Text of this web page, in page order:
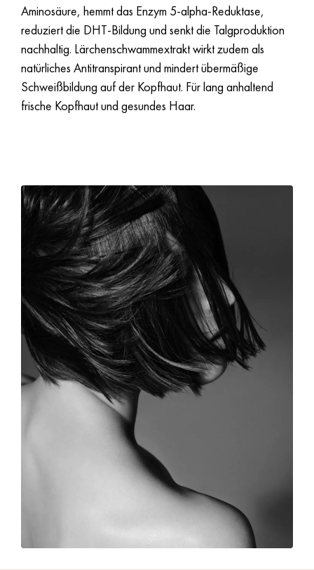
Aminosäure, hemmt das Enzym 5-alpha-Reduktase,
reduziert die DHT-Bildung und senkt die Talgproduktion
nachhaltig. Lärchenschwammextrakt wirkt zudem als
natürliches Antitranspirant und mindert übermäßige
Schweißbildung auf der Kopfhaut. Für lang anhaltend
frische Kopfhaut und gesundes Haar.